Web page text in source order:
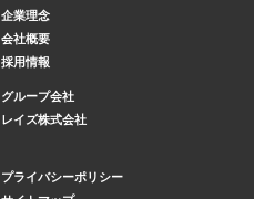
企業理念
会社概要
採用情報
グループ会社
レイズ株式会社
プライバシーポリシー